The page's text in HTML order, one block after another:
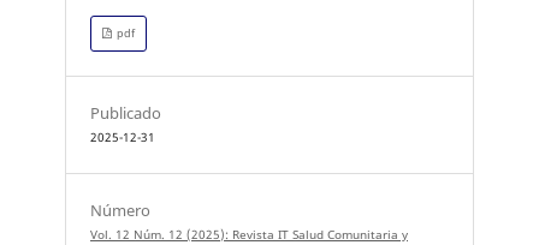
pdf
Publicado
2025-12-31
Número
Vol. 12 Núm. 12 (2025): Revista IT Salud Comunitaria y